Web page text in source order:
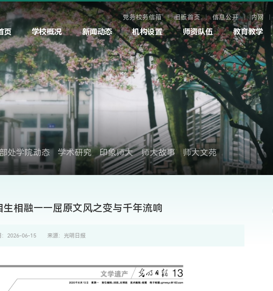
党务校务信箱 旧版首页 信息公开 内网
页 学校概况 新闻动态 机构设置 师资队伍 教育教学
处学院动态 学术研究 印象师大 师大故事 师大文苑
生相融——屈原文风之变与千年流响
：2026-06-15 来源：光明日报